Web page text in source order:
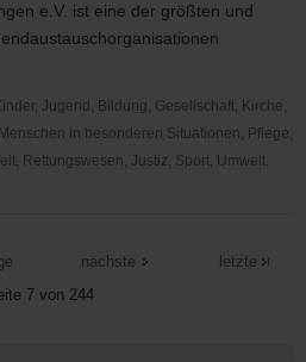
e.V. ist eine der größten und
Jugend, Bildung, Gesellschaft, Kirche,
in besonderen Situationen, Pflege,
Rettungswesen, Justiz, Sport, Umwelt,
7 von 244
nächste letzte